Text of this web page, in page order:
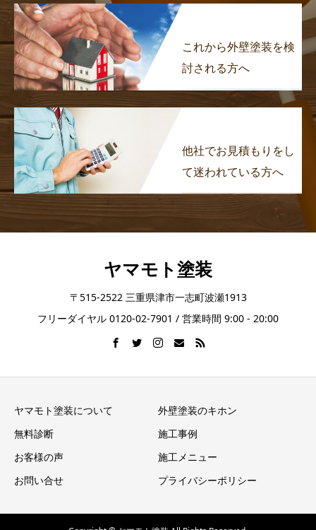
これから外壁塗装を検
討される方へ
他社でお見積もりをし
て迷われている方へ
ヤマモト塗装
〒515-2522 三重県津市一志町波瀬1913
フリーダイヤル 0120-02-7901 / 営業時間 9:00 - 20:00
ヤマモト塗装について
外壁塗装のキホン
無料診断
施工事例
お客様の声
施工メニュー
お問い合せ
プライバシーポリシー